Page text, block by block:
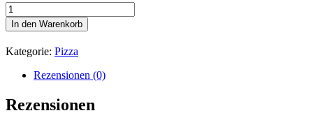
PIZZA
MONTANARA
Menge
In den Warenkorb
Kategorie: Pizza
Rezensionen (0)
Rezensionen